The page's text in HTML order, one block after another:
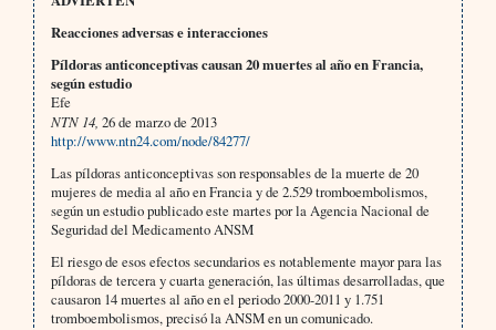
Reacciones adversas e interacciones
Píldoras anticonceptivas causan 20 muertes al año en Francia,
según estudio
Efe
NTN 14, 26 de marzo de 2013
http://www.ntn24.com/node/84277/
Las píldoras anticonceptivas son responsables de la muerte de 20
mujeres de media al año en Francia y de 2.529 tromboembolismos,
según un estudio publicado este martes por la Agencia Nacional de
Seguridad del Medicamento ANSM
El riesgo de esos efectos secundarios es notablemente mayor para las
píldoras de tercera y cuarta generación, las últimas desarrolladas, que
causaron 14 muertes al año en el periodo 2000-2011 y 1.751
tromboembolismos, precisó la ANSM en un comunicado.